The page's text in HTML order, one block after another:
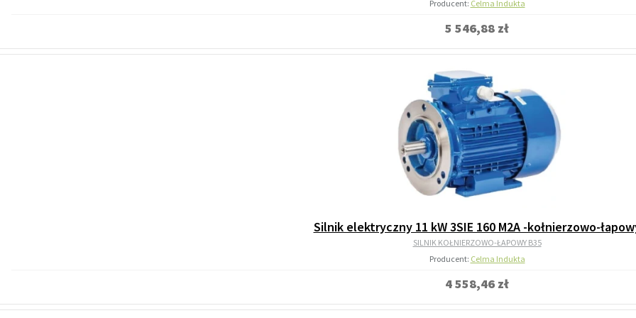
Producent: Celma Indukta
5 546,88 zł
Silnik elektryczny 11 kW 3SIE 160 M2A -kołnierzowo-
SILNIK KOŁNIERZOWO-ŁAPOWY B35
Producent: Celma Indukta
4 558,46 zł